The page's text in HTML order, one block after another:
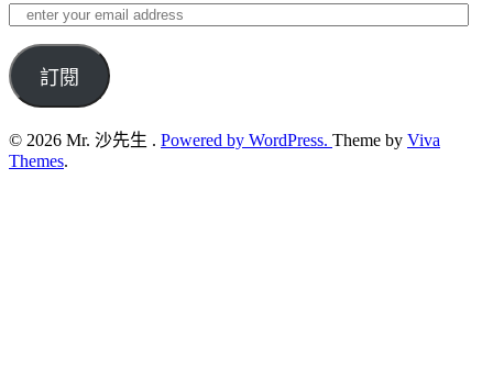
enter
your
email
address訂閱
© 2026 Mr. 沙先生 . Powered by WordPress. Theme by Viva
Themes.